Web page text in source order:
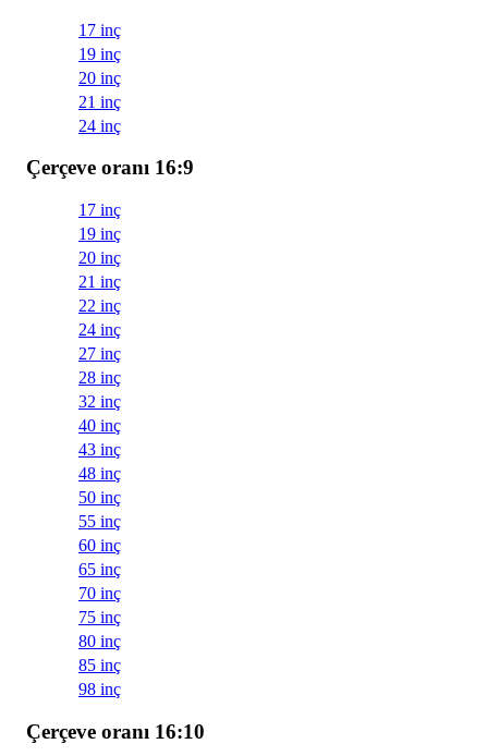
17 inç
19 inç
20 inç
21 inç
24 inç
Çerçeve oranı 16:9
17 inç
19 inç
20 inç
21 inç
22 inç
24 inç
27 inç
28 inç
32 inç
40 inç
43 inç
48 inç
50 inç
55 inç
60 inç
65 inç
70 inç
75 inç
80 inç
85 inç
98 inç
Çerçeve oranı 16:10